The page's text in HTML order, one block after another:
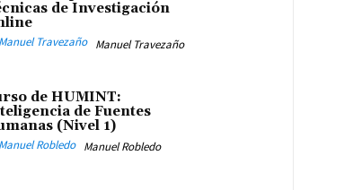
de Investigación
Manuel Travezaño
de HUMINT:
de Fuentes
(Nivel 1)
Manuel Robledo